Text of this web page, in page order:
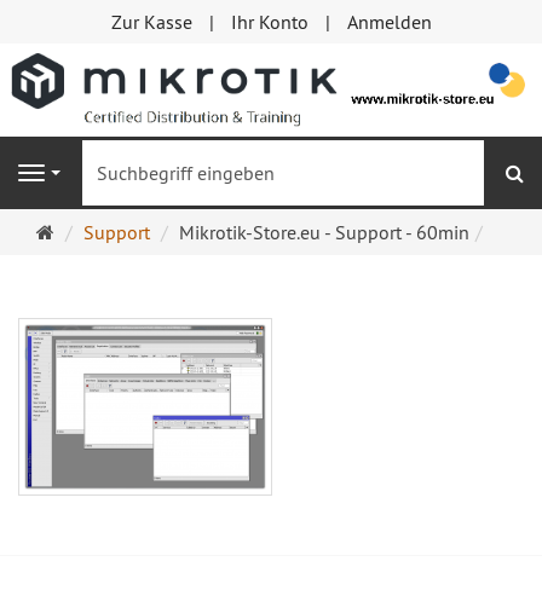
Zur Kasse Ihr Konto Anmelden
Navigation
Startseite
Support Mikrotik-Store.eu - Support - 60min